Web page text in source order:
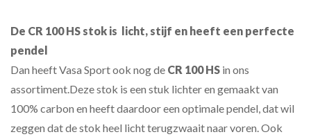
De CR 100 HS stok is licht, stijf en heeft een perfecte
pendel
Dan heeft Vasa Sport ook nog de CR 100 HS in ons
assortiment.Deze stok is een stuk lichter en gemaakt van
100% carbon en heeft daardoor een optimale pendel, dat wil
zeggen dat de stok heel licht terugzwaait naar voren. Ook